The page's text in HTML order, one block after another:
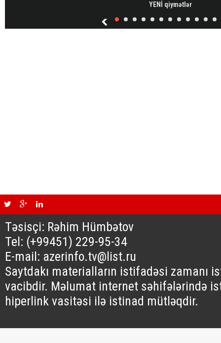
YENİ qiymətlər
Təsisçi: Rəhim Hümbətov
Tel: (+99451) 229-95-34
E-mail: azerinfo.tv@list.ru
Saytdakı materialların istifadəsi zamanı
vacibdir. Məlumat internet səhifələrində
hiperlink vasitəsi ilə istinad mütləqdir.